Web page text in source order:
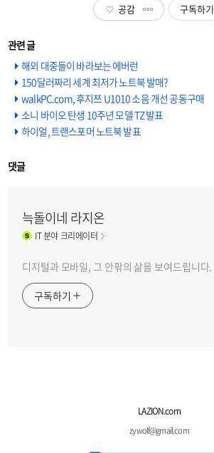
공감 구독하기
해외 대중들이 바라보는 에버런
150달러짜리 세계 최저가 노트북 발매?
walkPC.com, 후지쯔 U1010 소음 개선 공동구매
소니 바이오 탄생 10주년 모델 TZ 발표
하이얼, 트랜스포머 노트북 발표
댓글
늑돌이네 라지온
IT분야 크리에이터
디지털과 모바일, 그 안팎의 삶을 보여드립니다.
구독하기
LAZION.com
zywolf@gmail.com